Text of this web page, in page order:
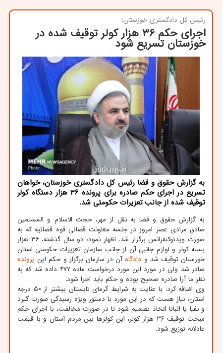
رئیس كل دادگستری خوزستان:
اجرای حكم ۳۶ هزار كولر توقیف شده در
خوزستان تسریع شود
به گزارش حقوق و قضا رئیس كل دادگستری خوزستان، خواهان
تسریع در اجرای حكم صادره برای پرونده ۳۶ هزار دستگاه كولر
توقیف شده از جانب تعزیرات حكومتی شد.
به گزارش حقوق و قضا به نقل از مهر، حجت الاسلام و المسلمین
صادق مرادی عصر امروز در جلسه معاونت قضائی قوه قضائیه که به
صورت ویدئوکنفرانس برگزار شد، اظهار نمود: دو سال گذشته، ۳۶ هزار
بسته کولر و لوازم جانبی آن از جانب سازمان تعزیرات حکومتی استان
خوزستان توقیف شد و دادگاه آن در سازمان برگزار و حکم این پرونده
صادر شد ولی در مورد این مورد درخواست ماده ۴۷۷ داده شد که به
نظر ما آرا صادره صحیح بوده و حکم باید اجرا شود.
وی اضافه کرد: با عنایت به شرایط گرمای تابستان بیشتر از ۵۰ درجه
استان، نیاز هست که در این مورد با دستور ویژه رسیدگی صورت گیرد
و نفیا یا اثباتا اتخاذ تصمیم شود تا در صورت مخالفت، با اجرای حکم
مبحث توقیف ۳۶ هزار کولر، این کولرها بین مردم استان و با قیمت
عادلانه توزیع شود.